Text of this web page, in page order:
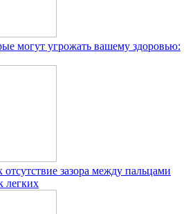
могут угрожать вашему здоровью:
зазора между пальцами
легких